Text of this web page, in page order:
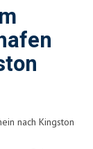
nach Kingston